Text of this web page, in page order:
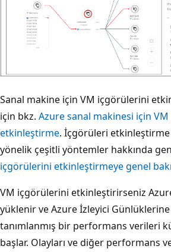
Sanal makine için VM içgörülerini
için bkz. Azure sanal makinesi için
etkinleştirme. İçgörüleri
yönelik çeşitli yöntemler hakkında
içgörülerini etkinleştirmeye genel
VM içgörülerini etkinleştirirseniz Azure
yüklenir ve Azure İzleyici
tanımlanmış bir performans verileri
başlar. Olayları ve diğer performans